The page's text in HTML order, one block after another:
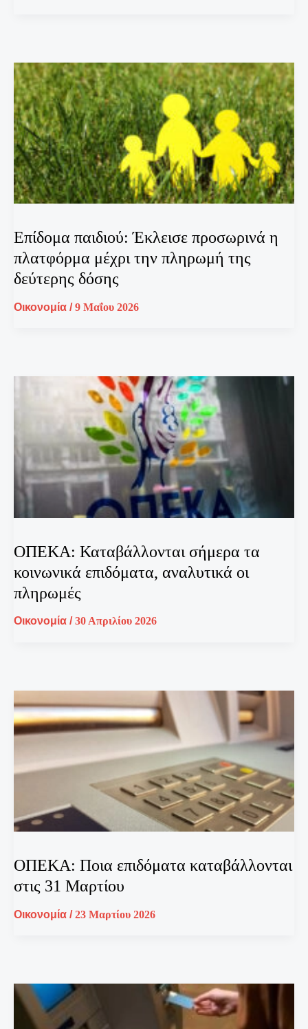
Επίδομα παιδιού: Έκλεισε προσωρινά η
πλατφόρμα μέχρι την πληρωμή της
δεύτερης δόσης
Οικονομία /9 Μαΐου 2026
ΟΠΕΚΑ: Καταβάλλονται σήμερα τα
κοινωνικά επιδόματα, αναλυτικά οι
πληρωμές
Οικονομία /30 Απριλίου 2026
ΟΠΕΚΑ: Ποια επιδόματα καταβάλλονται
στις 31 Μαρτίου
Οικονομία /23 Μαρτίου 2026